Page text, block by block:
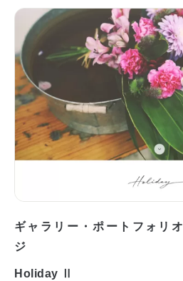
ギャラリー・ポートフォリオ
ジ
Holiday Ⅱ